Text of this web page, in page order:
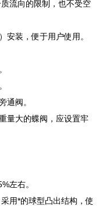
流向的限制，也不受空
安装，便于用户使用。
通阀。
量大的蝶阀，应设置牢
左右。
用*的球型凸出结构，使